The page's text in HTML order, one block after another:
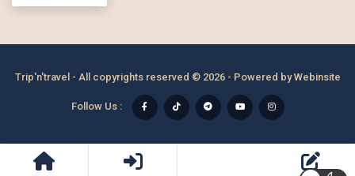
Trip'n'travel - All copyrights reserved © 2026 - Powered byWebinsite
Follow Us :